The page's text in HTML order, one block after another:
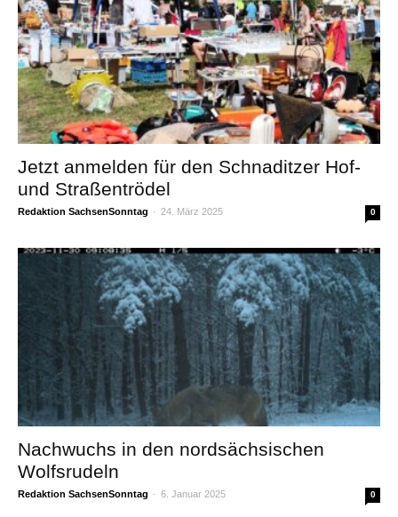
Jetzt anmelden für den Schnaditzer Hof-
und Straßentrödel
Redaktion SachsenSonntag - 24. März 2025 0
Nachwuchs in den nordsächsischen
Wolfsrudeln
Redaktion SachsenSonntag - 6. Januar 2025 0